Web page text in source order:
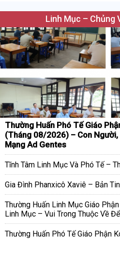
Linh Mục – Chủng
Thường Huấn Phó Tế Giáo
(Tháng 08/2026) – Con Người,
Mạng Ad Gentes
Tĩnh Tâm Linh Mục Và Phó Tế –
Gia Đình Phanxicô Xaviê – Bản
Thường Huấn Linh Mục Giáo
Linh Mục – Vui Trong Thuộc Về
Thường Huấn Phó Tế Giáo Phận